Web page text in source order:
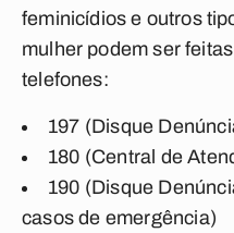
feminicídios e outros
mulher podem ser
telefones:
197 (Disque
180 (Central de
190 (Disque
casos de emergência)